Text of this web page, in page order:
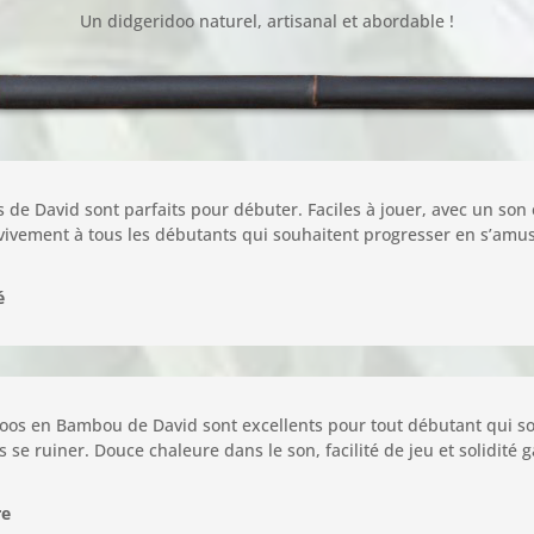
Un didgeridoo naturel, artisanal et abordable !
de David sont parfaits pour débuter. Faciles à jouer, avec un
à tous les débutants qui souhaitent progresser en
en Bambou de David sont excellents pour tout débutant qui
se ruiner. Douce chaleure dans le son, facilité de jeu et solidité